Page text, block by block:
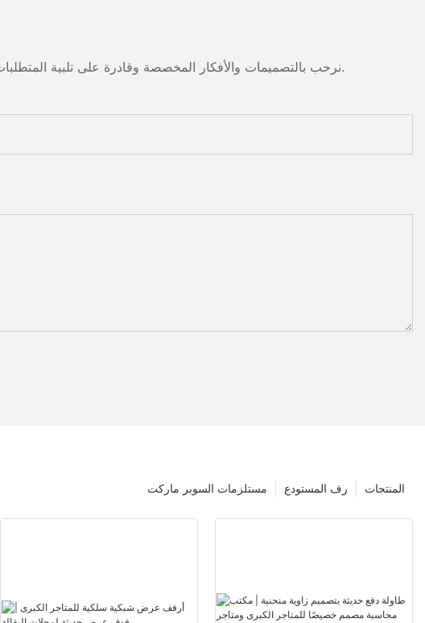
نرحب بالتصميمات والأفكار المخصصة وقادرة على تلبية المتطلبات المحددة. لمزيد من المعلومات، يرجى زيارة الموقع الإلكتروني أو الاتصال بنا مباشرة مع أسئلة أو استفسارات.
المنتجات رف المستودع مستلزمات السوبر ماركت